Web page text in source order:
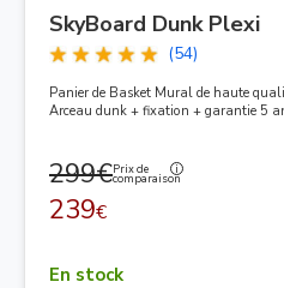
SkyBoard Dunk Plexi
(54)
Panier de Basket Mural de haute
Arceau dunk + fixation + garantie 5
299€Prix de
comparaison
239€
En stock